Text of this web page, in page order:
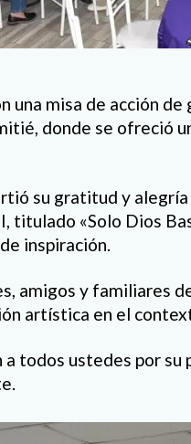
una misa de acción
donde se ofreció
su gratitud y
titulado «Solo Dios
inspiración.
amigos y familiares
artística en el
a todos ustedes por